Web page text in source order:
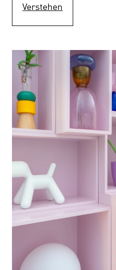
Verstehen